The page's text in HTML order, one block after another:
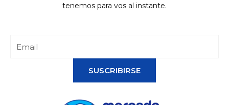
tenemos para vos al instante.
SUSCRIBIRSE